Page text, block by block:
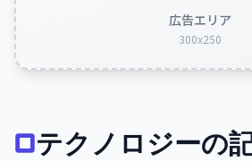
広告エリア
300x250
テクノロジーの